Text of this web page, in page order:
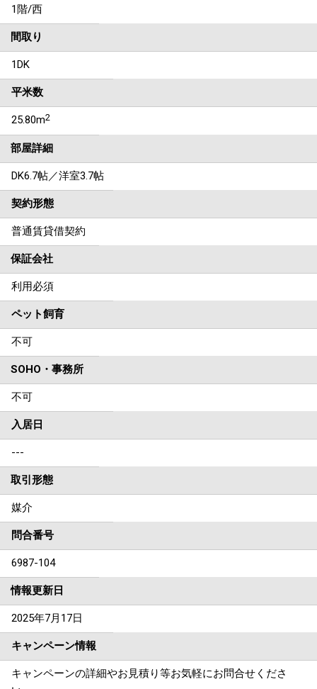
1階/西
間取り
1DK
平米数
25.80m2
部屋詳細
DK6.7帖／洋室3.7帖
契約形態
普通賃貸借契約
保証会社
利用必須
ペット飼育
不可
SOHO・事務所
不可
入居日
---
取引形態
媒介
問合番号
6987-104
情報更新日
2025年7月17日
キャンペーン情報
キャンペーンの詳細やお見積り等お気軽にお問合せくださ